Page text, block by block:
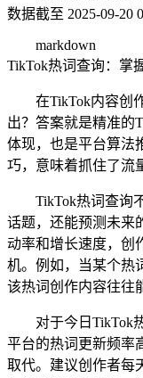
数据截至 2025-09-20
markdown
TikTok热词查询：掌
在TikTok内容创
出？答案就是精准的
体现，也是平台算法
巧，意味着抓住了流
TikTok热词查询
话题，还能预测未来
动率和增长速度，创
机。例如，当某个热
该热词创作内容往往
对于今日TikTok
平台的热词更新频率
取代。建议创作者每